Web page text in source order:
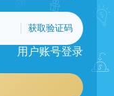
获取验证码
用户账号登录